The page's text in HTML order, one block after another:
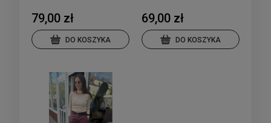
79,00 zł
DO KOSZYKA
69,00 zł
DO KOSZYKA